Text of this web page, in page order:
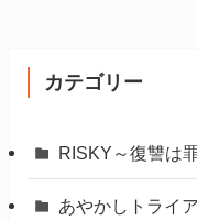
カテゴリー
RISKY～復讐は
あやかしトライ